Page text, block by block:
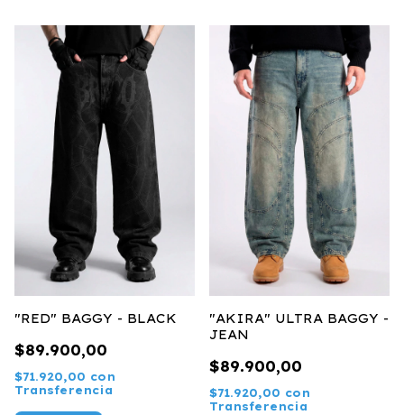
"RED" BAGGY - BLACK
$89.900,00
$71.920,00 con
Transferencia
"AKIRA" ULTRA BAGGY -
JEAN
$89.900,00
$71.920,00 con
Transferencia